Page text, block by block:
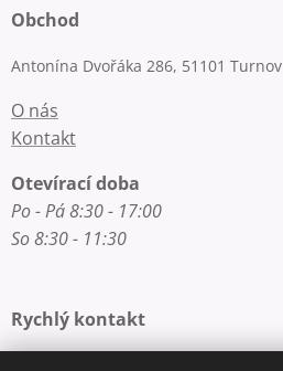
Obchod
Antonína Dvořáka 286, 51101 Turnov
O nás
Kontakt
Otevírací doba
Po - Pá 8:30 - 17:00
So 8:30 - 11:30
Rychlý kontakt